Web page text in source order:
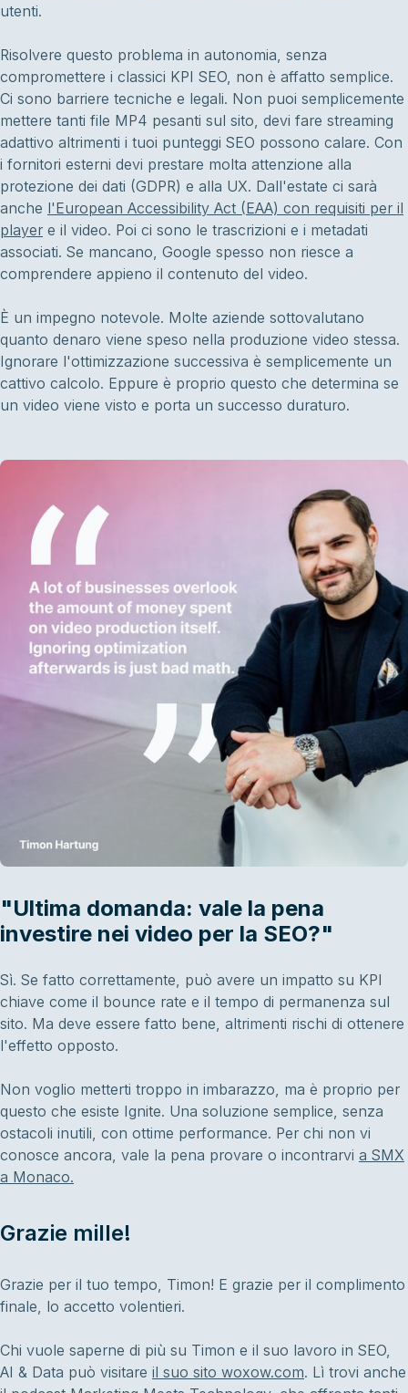
utenti.
Risolvere questo problema in autonomia, senza
compromettere i classici KPI SEO, non è affatto semplice.
Ci sono barriere tecniche e legali. Non puoi semplicemente
mettere tanti file MP4 pesanti sul sito, devi fare streaming
adattivo altrimenti i tuoi punteggi SEO possono calare. Con
i fornitori esterni devi prestare molta attenzione alla
protezione dei dati (GDPR) e alla UX. Dall'estate ci sarà
anche l'European Accessibility Act (EAA) con requisiti per il
player e il video. Poi ci sono le trascrizioni e i metadati
associati. Se mancano, Google spesso non riesce a
comprendere appieno il contenuto del video.
È un impegno notevole. Molte aziende sottovalutano
quanto denaro viene speso nella produzione video stessa.
Ignorare l'ottimizzazione successiva è semplicemente un
cattivo calcolo. Eppure è proprio questo che determina se
un video viene visto e porta un successo duraturo.
"Ultima domanda: vale la pena
investire nei video per la SEO?"
Sì. Se fatto correttamente, può avere un impatto su KPI
chiave come il bounce rate e il tempo di permanenza sul
sito. Ma deve essere fatto bene, altrimenti rischi di ottenere
l'effetto opposto.
Non voglio metterti troppo in imbarazzo, ma è proprio per
questo che esiste Ignite. Una soluzione semplice, senza
ostacoli inutili, con ottime performance. Per chi non vi
conosce ancora, vale la pena provare o incontrarvi a SMX
a Monaco.
Grazie mille!
Grazie per il tuo tempo, Timon! E grazie per il complimento
finale, lo accetto volentieri.
Chi vuole saperne di più su Timon e il suo lavoro in SEO,
AI & Data può visitare il suo sito woxow.com. Lì trovi anche